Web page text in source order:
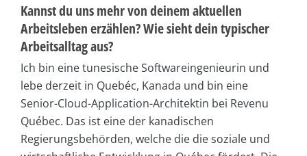
Kannst du uns mehr von deinem aktuellen
Arbeitsleben erzählen? Wie sieht dein typischer
Arbeitsalltag aus?
Ich bin eine tunesische Softwareingenieurin und
lebe derzeit in Quebéc, Kanada und bin eine
Senior-Cloud-Application-Architektin bei Revenu
Québec. Das ist eine der kanadischen
Regierungsbehörden, welche die die soziale und